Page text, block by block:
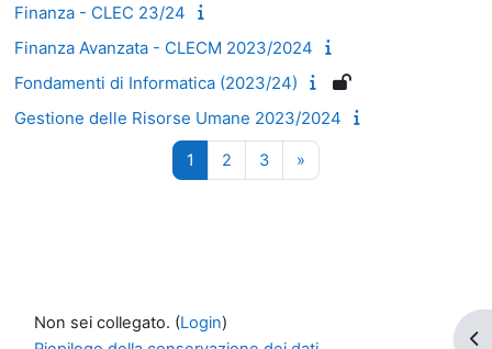
Finanza - CLEC 23/24
Finanza Avanzata - CLECM 2023/2024
Fondamenti di Informatica (2023/24)
Gestione delle Risorse Umane 2023/2024
1 Pagina 1
2 Pagina 2
3Pagina 3
»
Non sei collegato. (Login)